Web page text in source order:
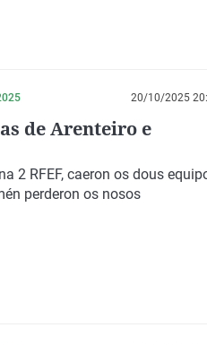
20/10/2025
de Arenteiro e
2 RFEF, caeron os dous
perderon os nosos